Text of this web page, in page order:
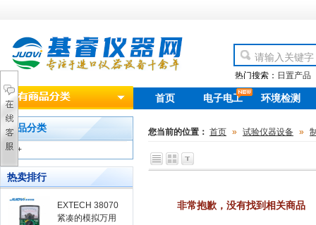
热门搜索： 日置产品
首页 电子电工
new
环境检测
产品分类
+
热卖排行
EXTECH 38070
紧凑的模拟万用
您当前的位置： 首页 » 试验仪器设备 »
非常抱歉，没有找到相关商品